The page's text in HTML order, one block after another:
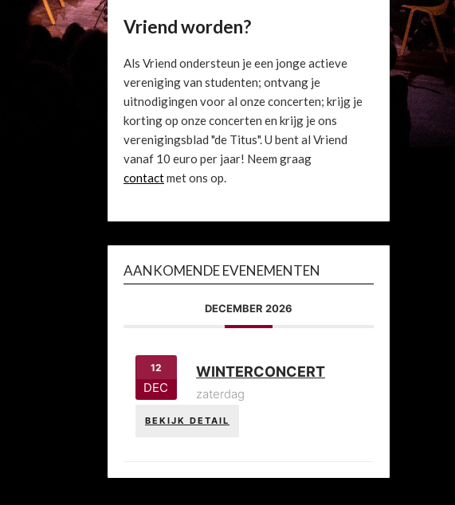
Vriend worden?
Als Vriend ondersteun je een jonge actieve
vereniging van studenten; ontvang je
uitnodigingen voor al onze concerten; krijg je
korting op onze concerten en krijg je ons
verenigingsblad "de Titus". U bent al Vriend
vanaf 10 euro per jaar! Neem graag
contactmet ons op.
AANKOMENDE EVENEMENTEN
DECEMBER 2026
12
DEC
WINTERCONCERT
zaterdag
BEKIJK DETAIL